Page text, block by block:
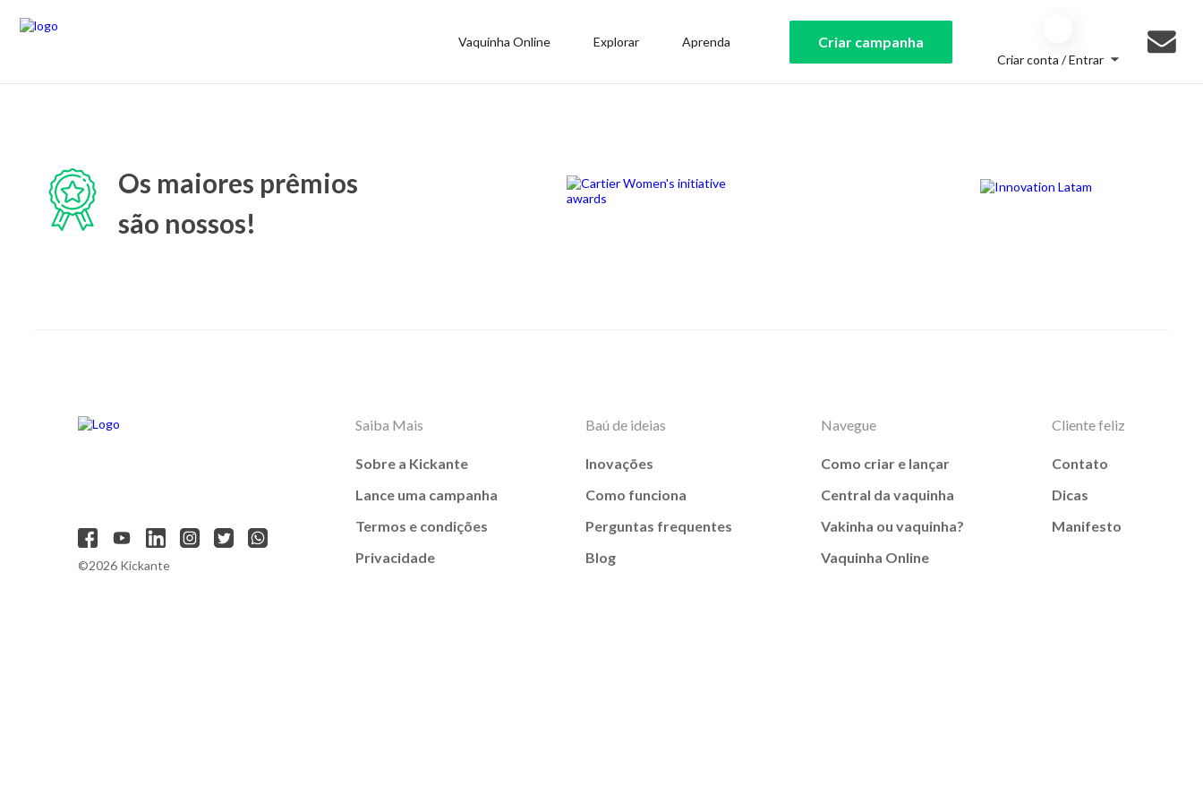
Vaquinha Online Explorar Aprenda Criar campanha
Criar conta / Entrar
Os maiores prêmios
são nossos!
©2026 Kickante
Saiba Mais
Sobre a Kickante
Lance uma campanha
Termos e condições
Privacidade
Baú de ideias
Inovações
Como funciona
Perguntas frequentes
Blog
Navegue
Como criar e lançar
Central da vaquinha
Vakinha ou vaquinha?
Vaquinha Online
Cliente feliz
Contato
Dicas
Manifesto